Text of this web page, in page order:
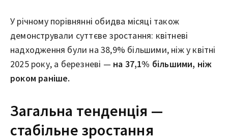
У річному порівнянні обидва місяці також
демонстрували суттєве зростання: квітневі
надходження були на 38,9% більшими, ніж у квітні
2025 року, а березневі — на 37,1% більшими, ніж
роком раніше.
Загальна тенденція —
стабільне зростання